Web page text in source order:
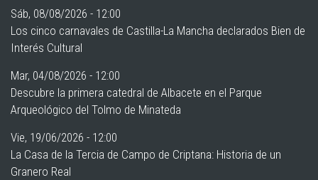
Sáb, 08/08/2026 - 12:00
Los cinco carnavales de Castilla-La Mancha declarados Bien de
Interés Cultural
Mar, 04/08/2026 - 12:00
Descubre la primera catedral de Albacete en el Parque
Arqueológico del Tolmo de Minateda
Vie, 19/06/2026 - 12:00
La Casa de la Tercia de Campo de Criptana: Historia de un
Granero Real